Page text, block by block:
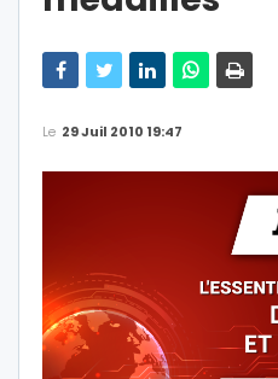
Le 29 Juil 2010 19:47